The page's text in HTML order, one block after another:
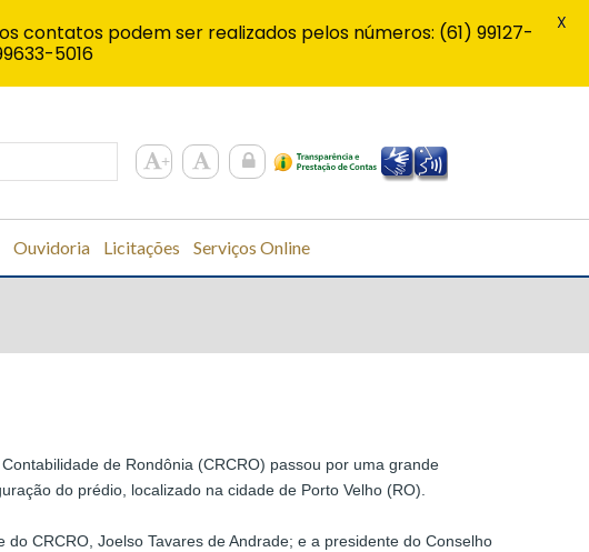
Ouvidoria Licitações Serviços Online
de Rondônia (CRCRO) passou por uma grande
do prédio, localizado na cidade de Porto Velho (RO).
CRCRO, Joelso Tavares de Andrade; e a presidente do Conselho
podem ser realizados pelos números: (61) 99127-
5016
X